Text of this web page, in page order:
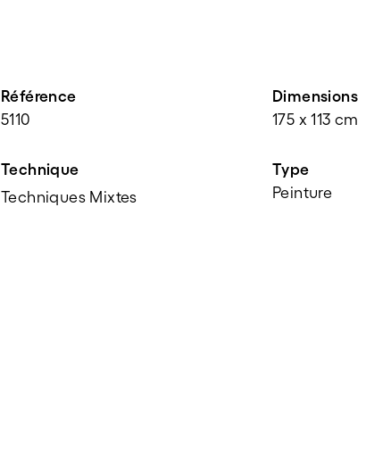
Référence
5110
Dimensions
175 x 113 cm
Technique
Techniques Mixtes
Type
Peinture